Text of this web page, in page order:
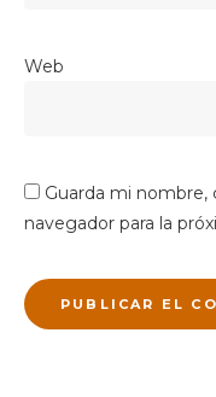
Web
Guarda mi
navegador para la